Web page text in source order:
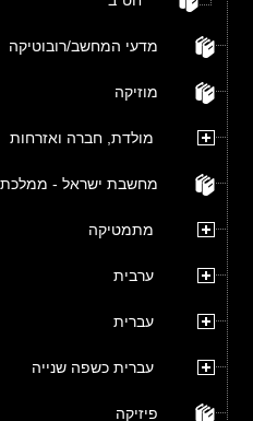
מדעי המחשב/רובוטיקה
מוזיקה
מולדת, חברה ואזרחות
מחשבת ישראל -
מתמטיקה
ערבית
עברית
עברית כשפה שנייה
פיזיקה